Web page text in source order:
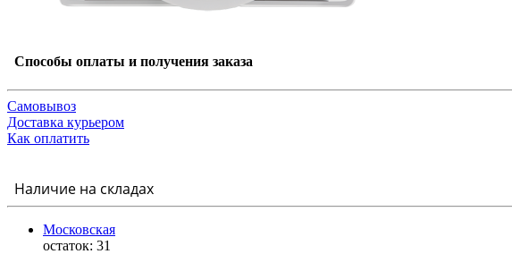
Способы оплаты и получения заказа
Самовывоз
Доставка курьером
Как оплатить
Наличие на складах
Московская
остаток: 31